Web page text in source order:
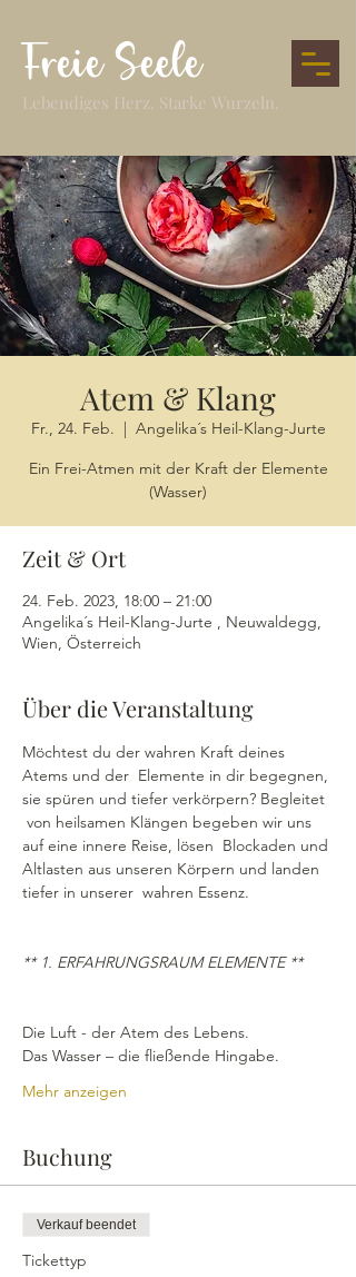
Freie Seele
Lebendiges Herz. Starke Wurzeln.
Atem & Klang
Fr., 24. Feb.
  |
Angelika´s Heil-Klang-Jurte
Ein Frei-Atmen mit der Kraft der Elemente
(Wasser)
Zeit & Ort
24. Feb. 2023, 18:00 – 21:00
Angelika´s Heil-Klang-Jurte , Neuwaldegg,
Wien, Österreich
Über die Veranstaltung
Möchtest du der wahren Kraft deines
Atems und der  Elemente in dir begegnen,
sie spüren und tiefer verkörpern? Begleitet
von heilsamen Klängen begeben wir uns
auf eine innere Reise, lösen  Blockaden und
Altlasten aus unseren Körpern und landen
tiefer in unserer  wahren Essenz.
** 1. ERFAHRUNGSRAUM ELEMENTE **
Die Luft - der Atem des Lebens.
Das Wasser – die fließende Hingabe.
Mehr anzeigen
Buchung
Verkauf beendet
Tickettyp